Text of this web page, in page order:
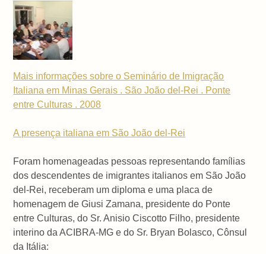
Mais informações sobre o Seminário de Imigração
Italiana em Minas Gerais . São João del-Rei . Ponte
entre Culturas . 2008
A presença italiana em São João del-Rei
Foram homenageadas pessoas representando famílias
dos descendentes de imigrantes italianos em São João
del-Rei, receberam um diploma e uma placa de
homenagem de Giusi Zamana, presidente do Ponte
entre Culturas, do Sr. Anisio Ciscotto Filho, presidente
interino da ACIBRA-MG e do Sr. Bryan Bolasco, Cônsul
da Itália: